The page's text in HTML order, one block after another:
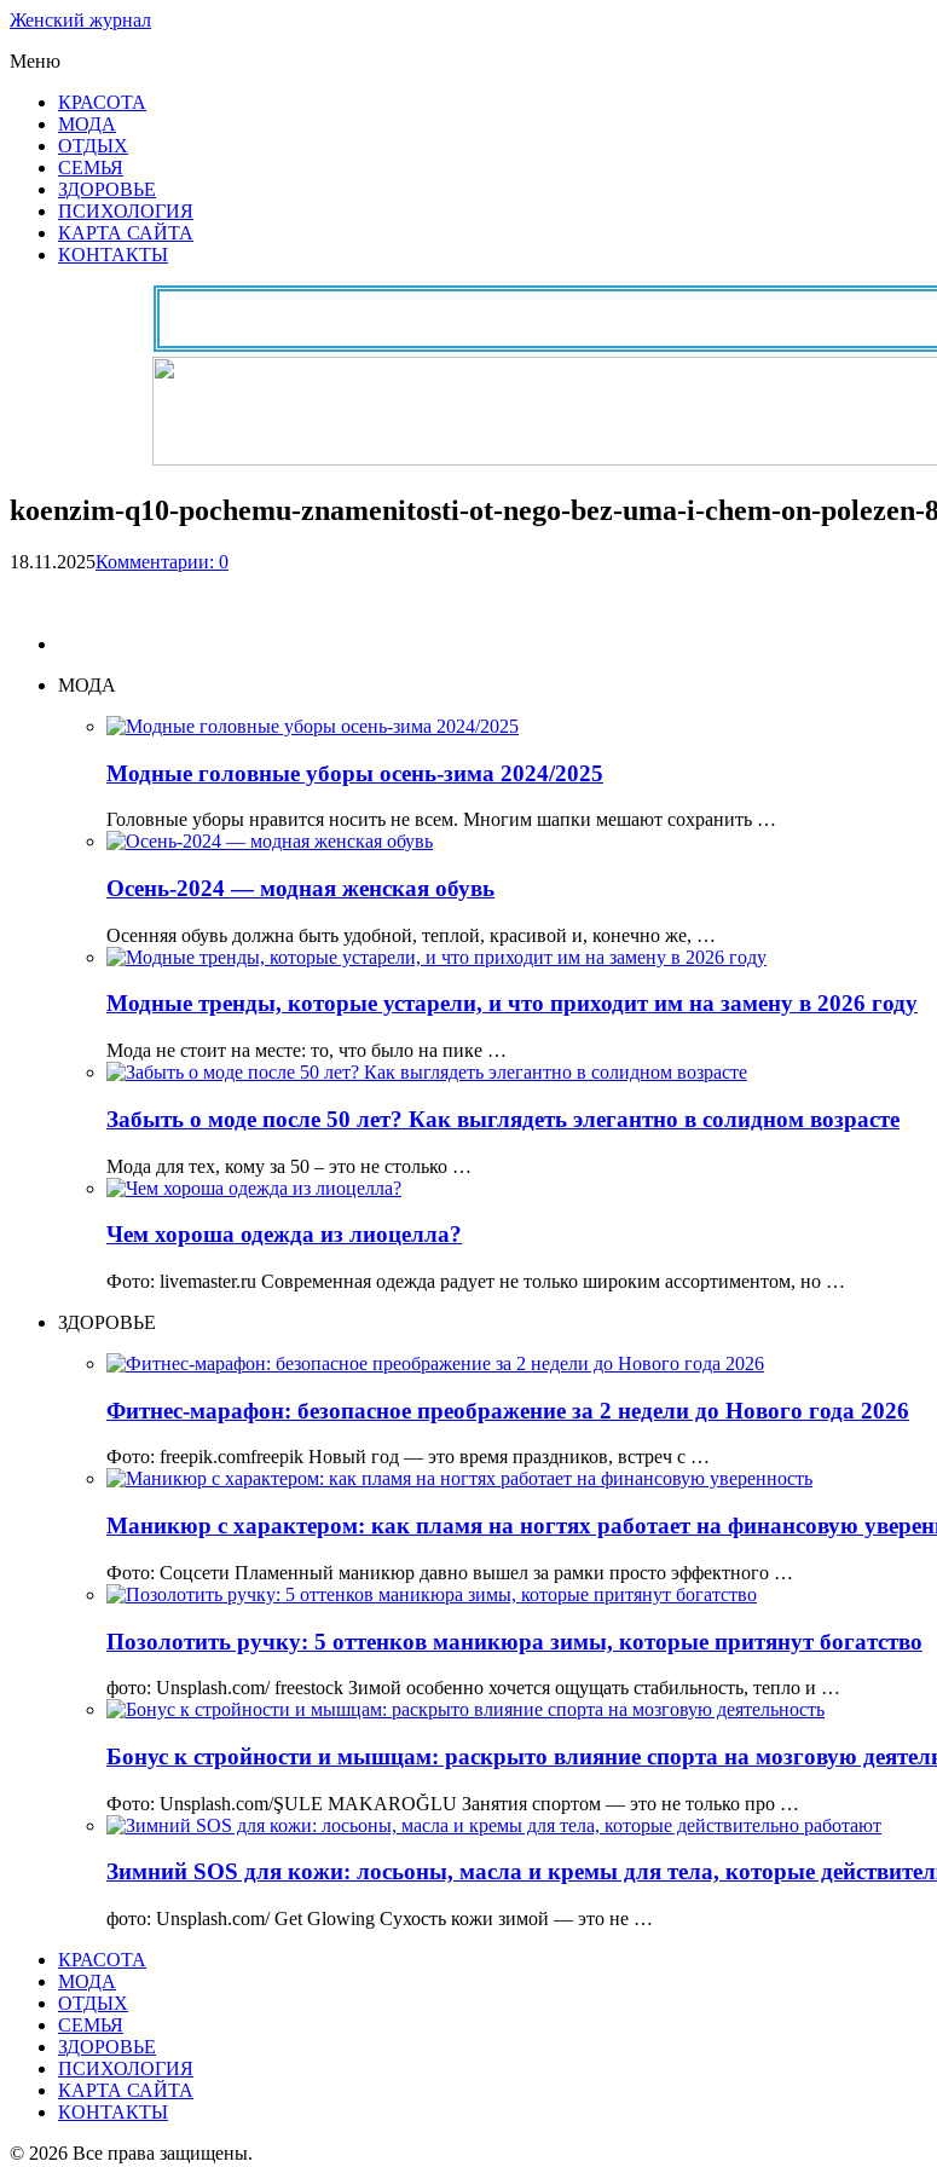
Женский журнал
Меню
КРАСОТА
МОДА
ОТДЫХ
СЕМЬЯ
ЗДОРОВЬЕ
ПСИХОЛОГИЯ
КАРТА САЙТА
КОНТАКТЫ
koenzim-q10-pochemu-znamenitosti-ot-nego-bez-uma-i-chem-on-polezen-
18.11.2025Комментарии: 0
МОДА
Модные головные уборы осень-зима 2024/2025
Головные уборы нравится носить не всем. Многим шапки мешают сохранить …
Осень-2024 — модная женская обувь
Осенняя обувь должна быть удобной, теплой, красивой и, конечно же, …
Модные тренды, которые устарели, и что приходит им на замену в 2026 году
Мода не стоит на месте: то, что было на пике …
Забыть о моде после 50 лет? Как выглядеть элегантно в солидном возрасте
Мода для тех, кому за 50 – это не столько …
Чем хороша одежда из лиоцелла?
Фото: livemaster.ru Современная одежда радует не только широким ассортиментом, но …
ЗДОРОВЬЕ
Фитнес-марафон: безопасное преображение за 2 недели до Нового года 2026
Фото: freepik.comfreepik Новый год — это время праздников, встреч с …
Маникюр с характером: как пламя на ногтях работает на финансовую
Фото: Соцсети Пламенный маникюр давно вышел за рамки просто эффектного …
Позолотить ручку: 5 оттенков маникюра зимы, которые притянут богатство
фото: Unsplash.com/ freestock Зимой особенно хочется ощущать стабильность, тепло и …
Бонус к стройности и мышцам: раскрыто влияние спорта на мозговую
Фото: Unsplash.com/ŞULE MAKAROĞLU Занятия спортом — это не только про …
Зимний SOS для кожи: лосьоны, масла и кремы для тела, которые
фото: Unsplash.com/ Get Glowing Сухость кожи зимой — это не …
КРАСОТА
МОДА
ОТДЫХ
СЕМЬЯ
ЗДОРОВЬЕ
ПСИХОЛОГИЯ
КАРТА САЙТА
КОНТАКТЫ
© 2026 Все права защищены.